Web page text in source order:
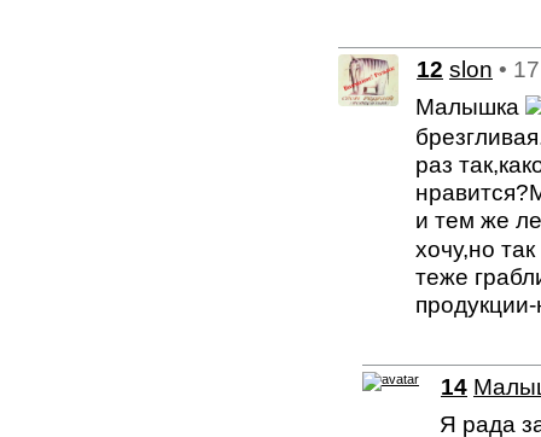
12 slon •
Малышка
раз
и тем же
хочу,но
теже
14
Я рада